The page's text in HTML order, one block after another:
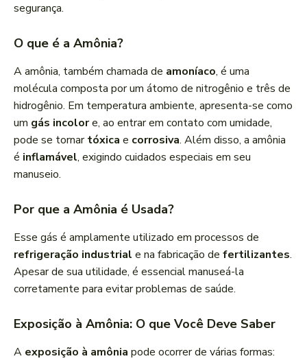
segurança.
O que é a Amônia?
A amônia, também chamada de amoníaco, é uma
molécula composta por um átomo de nitrogênio e três de
hidrogênio. Em temperatura ambiente, apresenta-se como
um gás incolore, ao entrar em contato com umidade,
pode se tornartóxica e corrosiva. Além disso, a amônia
é inflamável, exigindo cuidados especiais em seu
manuseio.
Por que a Amônia é Usada?
Esse gás é amplamente utilizado em processos de
refrigeração industrial e na fabricação de fertilizantes.
Apesar de sua utilidade, é essencial manuseá-la
corretamente para evitar problemas de saúde.
Exposição à Amônia: O que Você Deve Saber
A exposição à amônia pode ocorrer de várias formas: